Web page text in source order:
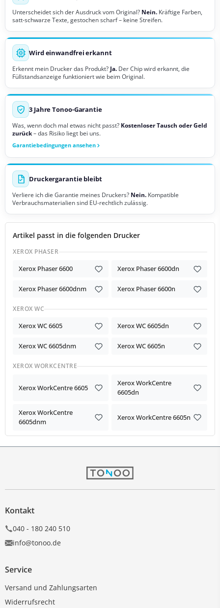
Unterscheidet sich der Ausdruck vom Original? Nein. Kräftige Farben,
satt-schwarze Texte, gestochen scharf – keine Streifen.
Wird einwandfrei erkannt
Erkennt mein Drucker das Produkt? Ja. Der Chip wird erkannt, die
Füllstandsanzeige funktioniert wie beim Original.
3 Jahre Tonoo-Garantie
Was, wenn doch mal etwas nicht passt? Kostenloser Tausch oder Geld
zurück– das Risiko liegt bei uns.
Garantiebedingungen ansehen
Druckergarantie bleibt
Verliere ich die Garantie meines Druckers? Nein. Kompatible
Verbrauchsmaterialien sind EU-rechtlich zulässig.
Artikel passt in die folgenden Drucker
XEROX PHASER
Xerox Phaser 6600 Xerox Phaser 6600dn
Xerox Phaser 6600dnm Xerox Phaser 6600n
XEROX WC
Xerox WC 6605 Xerox WC 6605dn
Xerox WC 6605dnm Xerox WC 6605n
XEROX WORKCENTRE
Xerox WorkCentre 6605
Xerox WorkCentre
6605dn
Xerox WorkCentre
6605dnm
Xerox WorkCentre 6605n
Kontakt
040 - 180 240 510
info@tonoo.de
Service
Versand und Zahlungsarten
Widerrufsrecht